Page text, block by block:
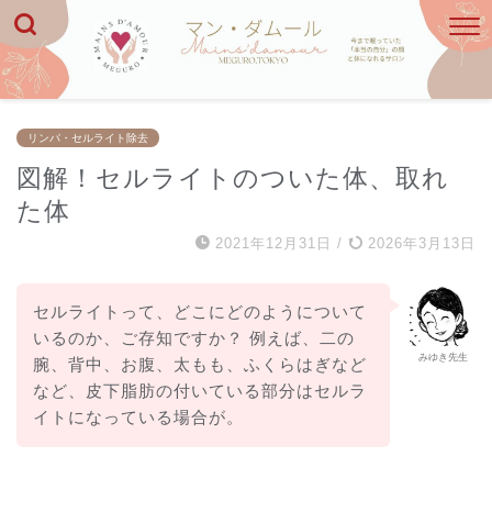
リンパ・セルライト除去
図解！セルライトのついた体、取れ
た体
2021年12月31日 / 2026年3月13日
みゆき先生
セルライトって、どこにどのようについて
いるのか、ご存知ですか？ 例えば、二の
腕、背中、お腹、太もも、ふくらはぎなど
など、皮下脂肪の付いている部分はセルラ
イトになっている場合が。